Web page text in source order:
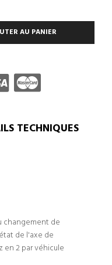
AU PANIER
TECHNIQUES
changement de
de l'axe de
2 par véhicule